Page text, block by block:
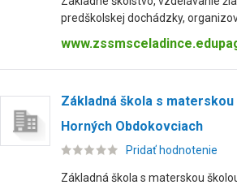
predškolskej dochádzky,
Základná škola s
Horných Obdokovciach
Pridať hodnotenie
Základná škola s materskou